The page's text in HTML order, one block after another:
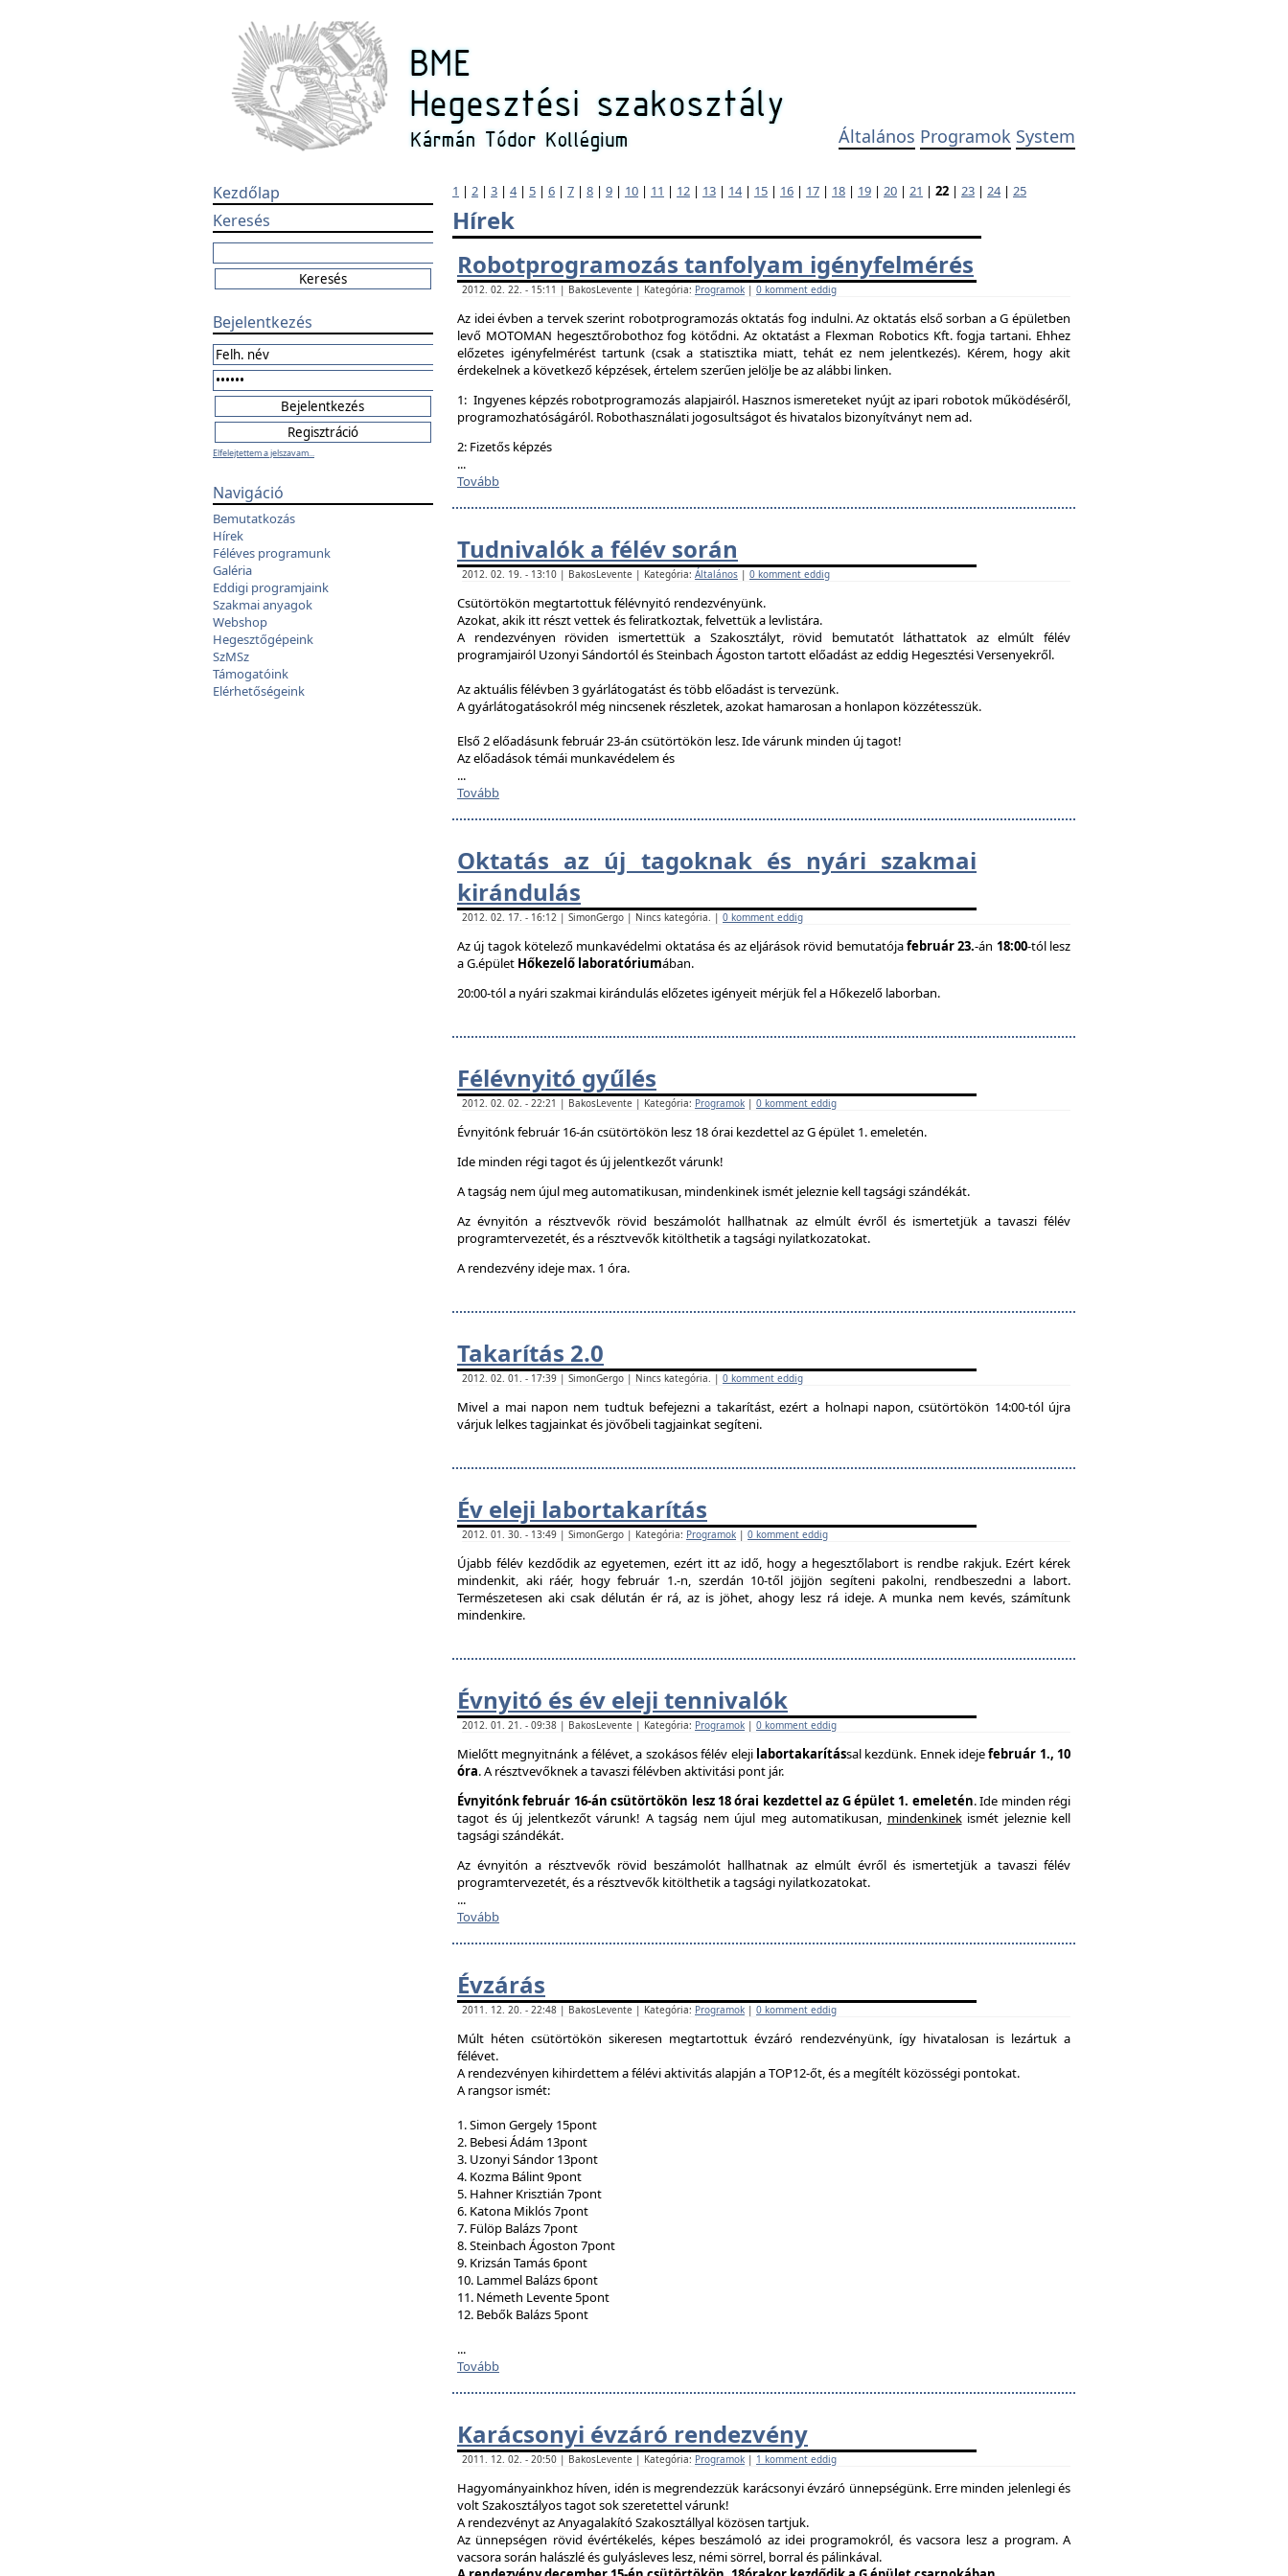
Általános Programok System
Kezdőlap
Keresés
Bejelentkezés
Elfelejtettem a jelszavam...
Navigáció
Bemutatkozás
Hírek
Féléves programunk
Galéria
Eddigi programjaink
Szakmai anyagok
Webshop
Hegesztőgépeink
SzMSz
Támogatóink
Elérhetőségeink
1 | 2 | 3 | 4| 5 | 6 | 7 | 8 | 9 | 10 | 11 | 12 | 13 | 14| 15 | 16 | 17 | 18 | 19 | 20 | 21 | 22 | 23 | 24| 25
Hírek
Robotprogramozás tanfolyam igényfelmérés
2012. 02. 22. - 15:11 | BakosLevente | Kategória: Programok | 0 komment eddig
Az idei évben a tervek szerint robotprogramozás oktatás fog indulni. Az oktatás első sorban a G épületben
levő MOTOMAN hegesztőrobothoz fog kötődni. Az oktatást a Flexman Robotics Kft. fogja tartani. Ehhez
előzetes igényfelmérést tartunk (csak a statisztika miatt, tehát ez nem jelentkezés). Kérem, hogy akit
érdekelnek a következő képzések, értelem szerűen jelölje be az alábbi linken.
1: Ingyenes képzés robotprogramozás alapjairól. Hasznos ismereteket nyújt az ipari robotok működéséről,
programozhatóságáról. Robothasználati jogosultságot és hivatalos bizonyítványt nem ad.
2: Fizetős képzés
...
Tovább
Tudnivalók a félév során
2012. 02. 19. - 13:10 | BakosLevente | Kategória: Általános | 0 komment eddig
Csütörtökön megtartottuk félévnyitó rendezvényünk.
Azokat, akik itt részt vettek és feliratkoztak, felvettük a levlistára.
A rendezvényen röviden ismertettük a Szakosztályt, rövid bemutatót láthattatok az elmúlt félév
programjairól Uzonyi Sándortól és Steinbach Ágoston tartott előadást az eddig Hegesztési Versenyekről.
Az aktuális félévben 3 gyárlátogatást és több előadást is tervezünk.
A gyárlátogatásokról még nincsenek részletek, azokat hamarosan a honlapon közzétesszük.
Első 2 előadásunk február 23-án csütörtökön lesz. Ide várunk minden új tagot!
Az előadások témái munkavédelem és
...
Tovább
Oktatás az új tagoknak és nyári szakmai
kirándulás
2012. 02. 17. - 16:12 | SimonGergo | Nincs kategória. | 0 komment eddig
Az új tagok kötelező munkavédelmi oktatása és az eljárások rövid bemutatójafebruár 23.-án 18:00-tól lesz
a G.épület Hőkezelő laboratóriumában.
20:00-tól a nyári szakmai kirándulás előzetes igényeit mérjük fel a Hőkezelő laborban.
Félévnyitó gyűlés
2012. 02. 02. - 22:21 | BakosLevente | Kategória: Programok | 0 komment eddig
Évnyitónk február 16-án csütörtökön lesz 18 órai kezdettel az G épület 1. emeletén.
Ide minden régi tagot és új jelentkezőt várunk!
A tagság nem újul meg automatikusan, mindenkinek ismét jeleznie kell tagsági szándékát.
Az évnyitón a résztvevők rövid beszámolót hallhatnak az elmúlt évről és ismertetjük a tavaszi félév
programtervezetét, és a résztvevők kitölthetik a tagsági nyilatkozatokat.
A rendezvény ideje max. 1 óra.
Takarítás 2.0
2012. 02. 01. - 17:39 | SimonGergo | Nincs kategória. | 0 komment eddig
Mivel a mai napon nem tudtuk befejezni a takarítást, ezért a holnapi napon, csütörtökön 14:00-tól újra
várjuk lelkes tagjainkat és jövőbeli tagjainkat segíteni.
Év eleji labortakarítás
2012. 01. 30. - 13:49 | SimonGergo | Kategória: Programok | 0 komment eddig
Újabb félév kezdődik az egyetemen, ezért itt az idő, hogy a hegesztőlabort is rendbe rakjuk. Ezért kérek
mindenkit, aki ráér, hogy február 1.-n, szerdán 10-től jöjjön segíteni pakolni, rendbeszedni a labort.
Természetesen aki csak délután ér rá, az is jöhet, ahogy lesz rá ideje. A munka nem kevés, számítunk
mindenkire.
Évnyitó és év eleji tennivalók
2012. 01. 21. - 09:38 | BakosLevente | Kategória: Programok | 0 komment eddig
Mielőtt megnyitnánk a félévet, a szokásos félév eleji labortakarítással kezdünk. Ennek idejefebruár 1., 10
óra. A résztvevőknek a tavaszi félévben aktivitási pont jár.
Évnyitónk február 16-án csütörtökön lesz 18 órai kezdettel az G épület 1. emeletén. Ide minden régi
tagot és új jelentkezőt várunk! A tagság nem újul meg automatikusan, mindenkinekismét jeleznie kell
tagsági szándékát.
Az évnyitón a résztvevők rövid beszámolót hallhatnak az elmúlt évről és ismertetjük a tavaszi félév
programtervezetét, és a résztvevők kitölthetik a tagsági nyilatkozatokat.
...
Tovább
Évzárás
2011. 12. 20. - 22:48 | BakosLevente | Kategória: Programok | 0 komment eddig
Múlt héten csütörtökön sikeresen megtartottuk évzáró rendezvényünk, így hivatalosan is lezártuk a
félévet.
A rendezvényen kihirdettem a félévi aktivitás alapján a TOP12-őt, és a megítélt közösségi pontokat.
A rangsor ismét:
1. Simon Gergely 15pont
2. Bebesi Ádám 13pont
3. Uzonyi Sándor 13pont
4. Kozma Bálint 9pont
5. Hahner Krisztián 7pont
6. Katona Miklós 7pont
7. Fülöp Balázs 7pont
8. Steinbach Ágoston 7pont
9. Krizsán Tamás 6pont
10. Lammel Balázs 6pont
11. Németh Levente 5pont
12. Bebők Balázs 5pont
...
Tovább
Karácsonyi évzáró rendezvény
2011. 12. 02. - 20:50 | BakosLevente | Kategória: Programok | 1 komment eddig
Hagyományainkhoz híven, idén is megrendezzük karácsonyi évzáró ünnepségünk. Erre minden jelenlegi és
volt Szakosztályos tagot sok szeretettel várunk!
A rendezvényt az Anyagalakító Szakosztállyal közösen tartjuk.
Az ünnepségen rövid évértékelés, képes beszámoló az idei programokról, és vacsora lesz a program. A
vacsora során halászlé és gulyásleves lesz, némi sörrel, borral és pálinkával.